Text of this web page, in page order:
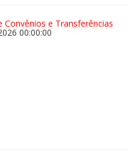
Convênios e Transferências
00:00:00